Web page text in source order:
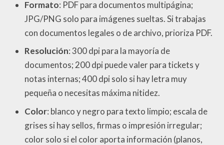
Formato: PDF para documentos multipágina;
JPG/PNG solo para imágenes sueltas. Si trabajas
con documentos legales o de archivo, prioriza PDF.
Resolución: 300 dpi para la mayoría de
documentos; 200 dpi puede valer para tickets y
notas internas; 400 dpi solo si hay letra muy
pequeña o necesitas máxima nitidez.
Color: blanco y negro para texto limpio; escala de
grises si hay sellos, firmas o impresión irregular;
color solo si el color aporta información (planos,